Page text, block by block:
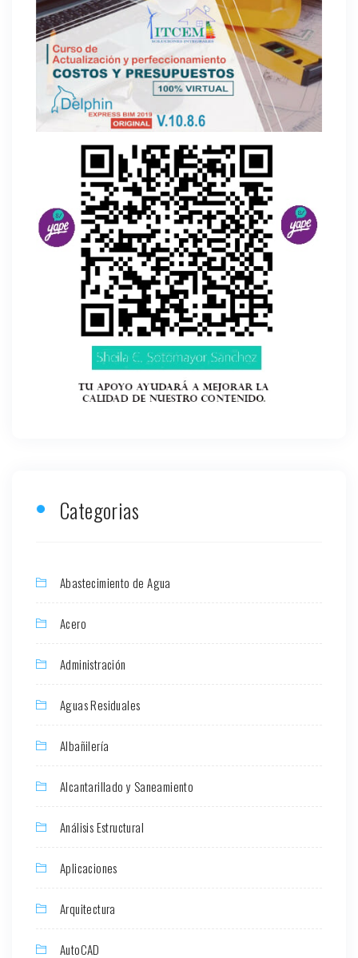
Categorias
Abastecimiento de Agua
Acero
Administración
Aguas Residuales
Albañilería
Alcantarillado y Saneamiento
Análisis Estructural
Aplicaciones
Arquitectura
AutoCAD